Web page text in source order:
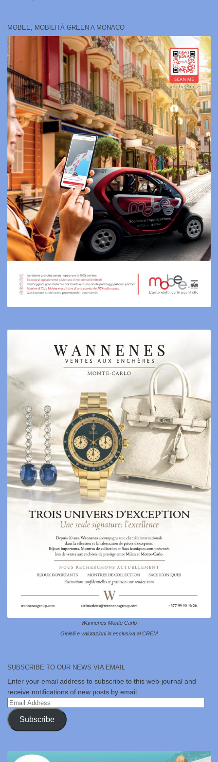
MOBEE, MOBILITÀ GREEN A MONACO
Wannenes Monte Carlo
Gioielli e valutazioni in esclusiva al CREM
SUBSCRIBE TO OUR NEWS VIA EMAIL
Enter your email address to subscribe to this web-journal and
receive notifications of new posts by email.
Email
Address
Subscribe